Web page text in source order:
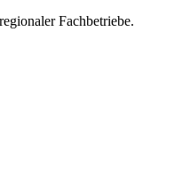
Fachbetriebe.